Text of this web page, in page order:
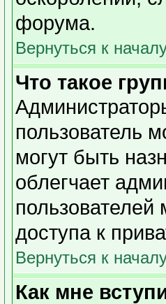
форума.
Вернуться к
Что такое
пользователь
могут быть
облегчает
доступа к
Вернуться к
Как мне